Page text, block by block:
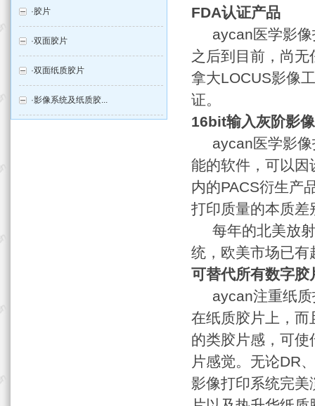
FDA认证产品
aycan医学影像
之后到目前，尚
拿大LOCUS影像
证。
16bit输入灰阶影
aycan医学影像
能的软件，可以
内的PACS衍生产
打印质量的本质差
每年的北美放射
统，欧美市场已
可替代所有数字胶
aycan注重纸质
在纸质胶片上，而
的类胶片感，可
片感觉。无论DR
影像打印系统完美
·胶片
·双面胶片
·双面纸质胶片
·影像系统及纸质胶...